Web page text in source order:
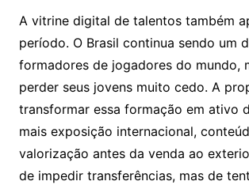
A vitrine digital de talentos também
período. O Brasil continua sendo um
formadores de jogadores do mundo,
perder seus jovens muito cedo. A
transformar essa formação em ativo
mais exposição internacional,
valorização antes da venda ao
de impedir transferências, mas de